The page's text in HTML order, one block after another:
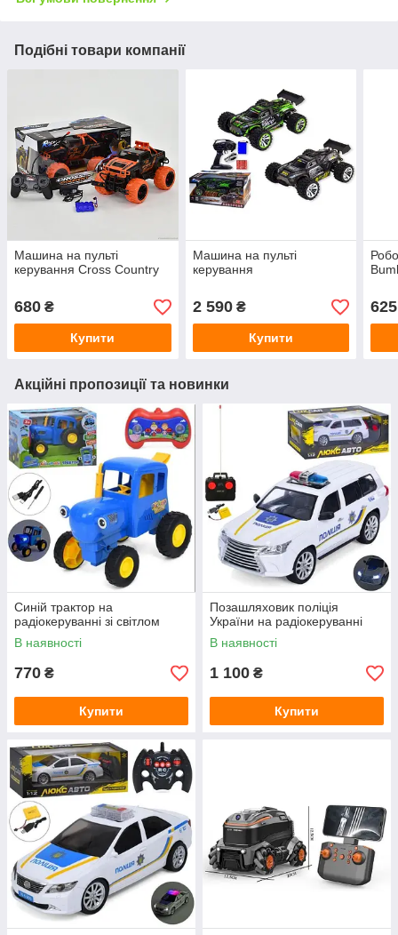
Подібні товари компанії
Машина на пульті
керування Cross Country
680 ₴
Купити
Машина на пульті
керування
2 590₴
Купити
625
Акційні пропозиції та новинки
Синій трактор на
радіокеруванні зі світлом
В наявності
770 ₴
Купити
Позашляховик поліція
України на радіокеруванні
В наявності
1 100 ₴
Купити